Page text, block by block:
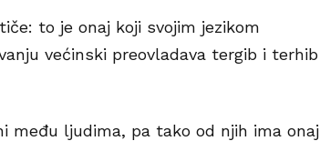
to je onaj koji svojim jezikom
većinski preovladava tergib i terhib
među ljudima, pa tako od njih ima onaj